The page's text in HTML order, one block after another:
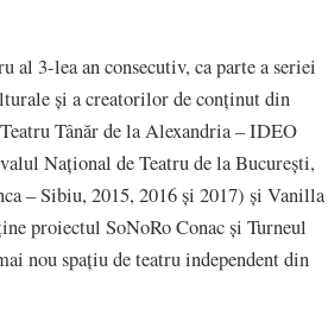
al 3-lea an consecutiv, ca parte a seriei
și a creatorilor de conținut din
Tânăr de la Alexandria – IDEO
Național de Teatru de la București,
– Sibiu, 2015, 2016 și 2017) și Vanilla
proiectul SoNoRo Conac și Turneul
nou spațiu de teatru independent din